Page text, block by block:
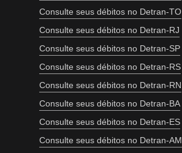
Consulte seus débitos no Detran-TO
Consulte seus débitos no Detran-RJ
Consulte seus débitos no Detran-SP
Consulte seus débitos no Detran-RS
Consulte seus débitos no Detran-RN
Consulte seus débitos no Detran-BA
Consulte seus débitos no Detran-ES
Consulte seus débitos no Detran-AM